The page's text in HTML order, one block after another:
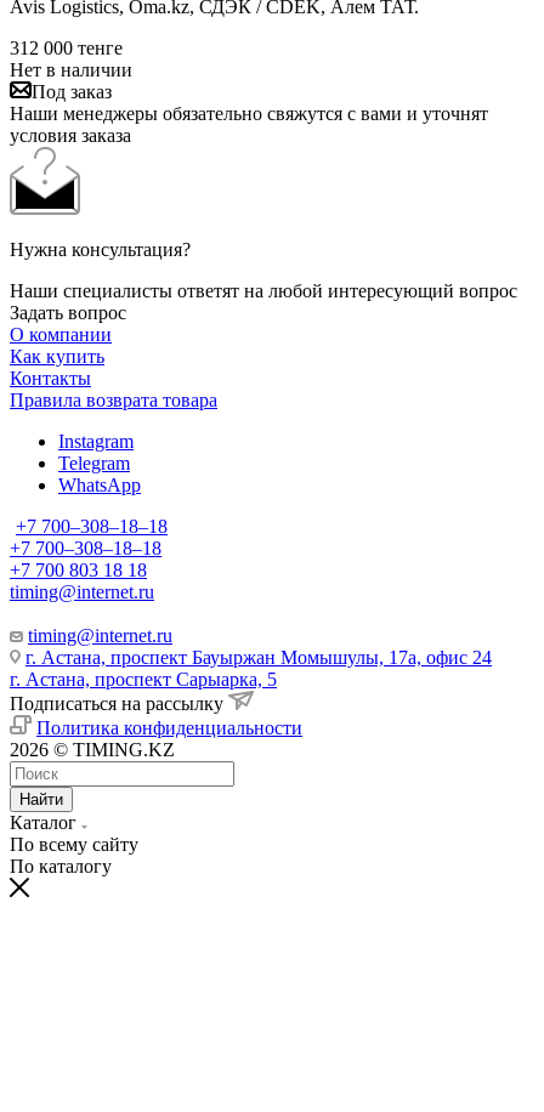
Avis Logistics, Oma.kz, СДЭК / CDEK, Алем ТАТ.
312 000 тенге
Нет в наличии
Под заказ
Наши менеджеры обязательно свяжутся с вами и уточнят
условия заказа
Нужна консультация?
Наши специалисты ответят на любой интересующий вопрос
Задать вопрос
О компании
Как купить
Контакты
Правила возврата товара
Instagram
Telegram
WhatsApp
+7 700‒308‒18‒18
+7 700‒308‒18‒18
+7 700 803 18 18
timing@internet.ru
timing@internet.ru
г. Астана, проспект Бауыржан Момышулы, 17а, офис 24
г. Астана, проспект Сарыарка, 5
Подписаться на рассылку
Политика конфиденциальности
2026 © TIMING.KZ
Найти
Каталог
По всему сайту
По каталогу